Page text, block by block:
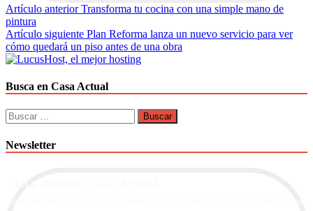
Navegación
de
entradas
Artículo anterior Transforma tu cocina con una simple mano de
pintura
Artículo siguiente Plan Reforma lanza un nuevo servicio para ver
cómo quedará un piso antes de una obra
Busca en Casa Actual
Buscar:
Newsletter